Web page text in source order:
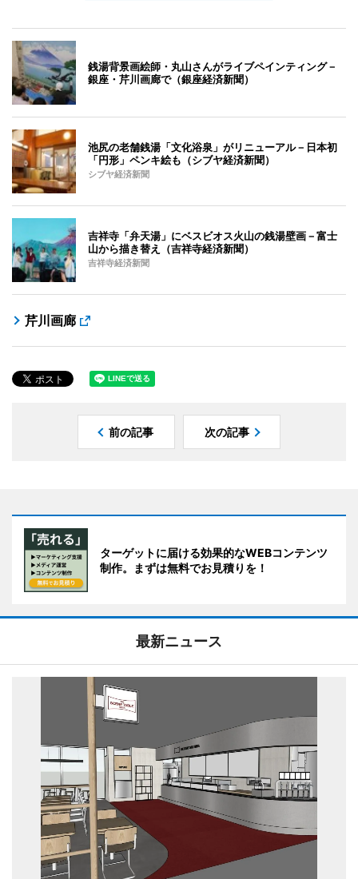
銭湯背景画絵師・丸山さんがライブペインティング－
銀座・芹川画廊で（銀座経済新聞）
池尻の老舗銭湯「文化浴泉」がリニューアル－日本初
「円形」ペンキ絵も（シブヤ経済新聞）
シブヤ経済新聞
吉祥寺「弁天湯」にベスビオス火山の銭湯壁画－富士
山から描き替え（吉祥寺経済新聞）
吉祥寺経済新聞
芹川画廊
前の記事 次の記事
ターゲットに届ける効果的なWEBコンテンツ
制作。まずは無料でお見積りを！
最新ニュース